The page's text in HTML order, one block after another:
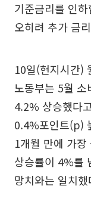
기준금리를 인
오히려 추가 금
10일(현지시간)
노동부는 5월 소
4.2% 상승했다
0.4%포인트(p)
1개월 만에 가
상승률이 4%를
망치와는 일치했